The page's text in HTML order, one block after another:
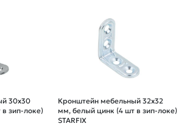
30х30
зип-локе)
Кронштейн мебельный 32х32
мм, белый цинк (4 шт в зип-локе)
STARFIX